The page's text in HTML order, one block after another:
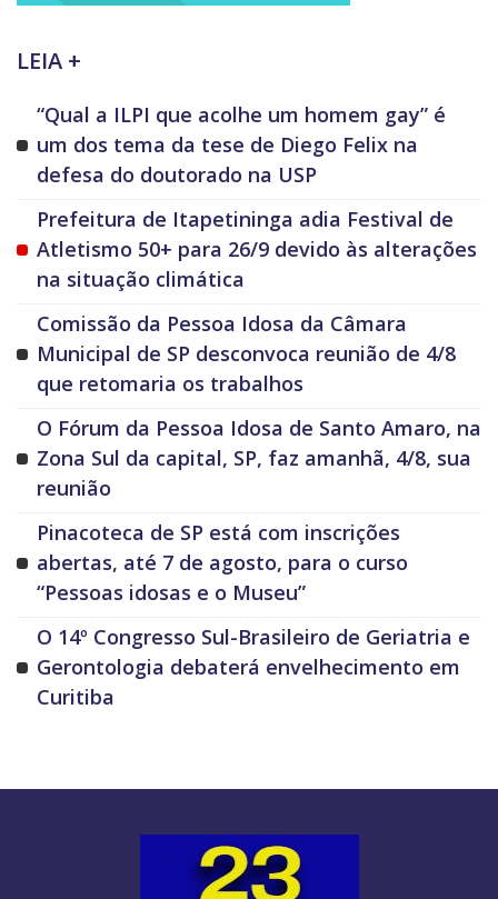
LEIA +
“Qual a ILPI que acolhe um homem gay” é
um dos tema da tese de Diego Felix na
defesa do doutorado na USP
Prefeitura de Itapetininga adia Festival de
Atletismo 50+ para 26/9 devido às alterações
na situação climática
Comissão da Pessoa Idosa da Câmara
Municipal de SP desconvoca reunião de 4/8
que retomaria os trabalhos
O Fórum da Pessoa Idosa de Santo Amaro, na
Zona Sul da capital, SP, faz amanhã, 4/8, sua
reunião
Pinacoteca de SP está com inscrições
abertas, até 7 de agosto, para o curso
“Pessoas idosas e o Museu”
O 14º Congresso Sul-Brasileiro de Geriatria e
Gerontologia debaterá envelhecimento em
Curitiba